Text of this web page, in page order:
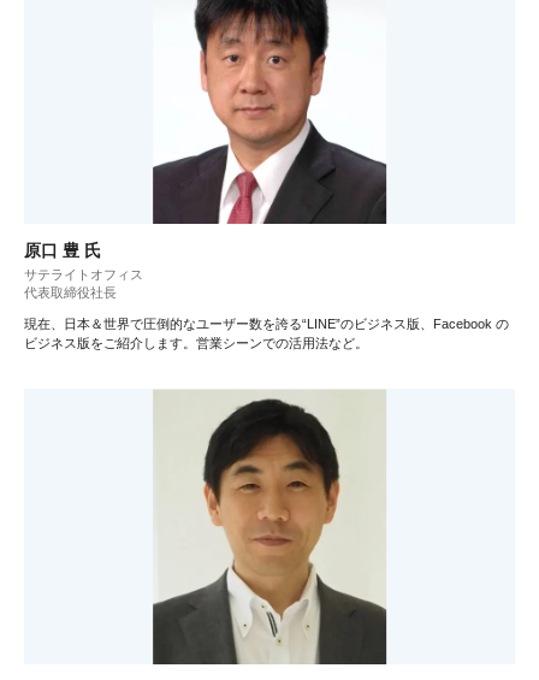
原口 豊 氏
サテライトオフィス
代表取締役社長
現在、日本＆世界で圧倒的なユーザー数を誇る“LINE”のビジネス版、Facebook の
ビジネス版をご紹介します。営業シーンでの活用法など。